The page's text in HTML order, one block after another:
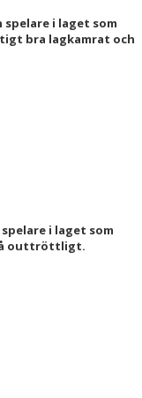
i laget som
bra lagkamrat och
i laget som
outtröttligt.